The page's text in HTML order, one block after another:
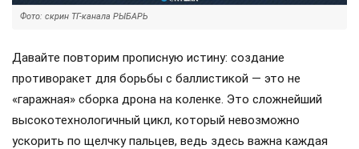
Фото: скрин ТГ-канала РЫБАРЬ
Давайте повторим прописную истину: создание
противоракет для борьбы с баллистикой — это не
«гаражная» сборка дрона на коленке. Это сложнейший
высокотехнологичный цикл, который невозможно
ускорить по щелчку пальцев, ведь здесь важна каждая